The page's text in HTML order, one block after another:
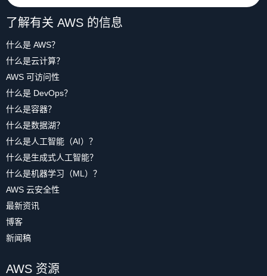
了解有关 AWS 的信息
什么是 AWS？
什么是云计算？
AWS 可访问性
什么是 DevOps？
什么是容器？
什么是数据湖？
什么是人工智能（AI）？
什么是生成式人工智能？
什么是机器学习（ML）？
AWS 云安全性
最新资讯
博客
新闻稿
AWS 资源